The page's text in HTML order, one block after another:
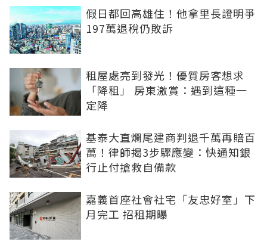
假日都回高雄住！他拿里長證明爭
197萬退稅仍敗訴
租屋處亮到發光！優質房客想求
「降租」 房東激賞：遇到這種一
定降
基泰大直爛尾建商判退千萬再賠百
萬！律師揭3步驟應變：快通知銀
行止付搶救自備款
嘉義首座社會社宅「友忠好室」下
月完工 招租期曝